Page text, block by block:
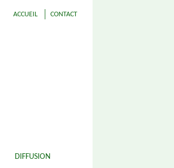
ACCUEIL CONTACT
DIFFUSION